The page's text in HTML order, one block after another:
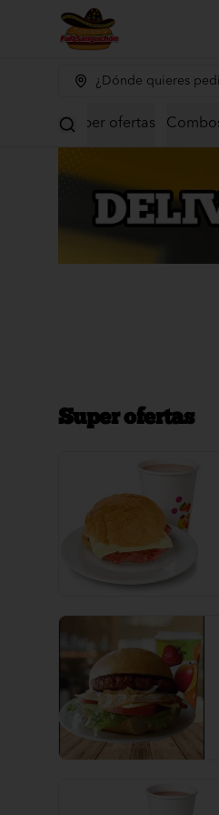
¿Dónde quieres
Super ofertas
Super ofertas